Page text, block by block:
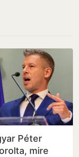
Péter
mire